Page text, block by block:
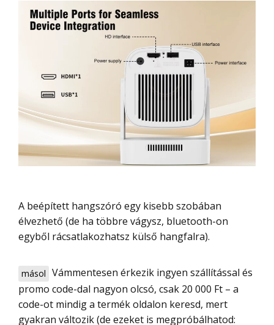
A beépített hangszóró egy kisebb szobában
élvezhető (de ha többre vágysz, bluetooth-on
egyből rácsatlakozhatsz külső hangfalra).
másol Vámmentesen érkezik ingyen szállítással és
promo code-dal nagyon olcsó, csak 20 000 Ft – a
code-ot mindig a termék oldalon keresd, mert
gyakran változik (de ezeket is megpróbálhatod: